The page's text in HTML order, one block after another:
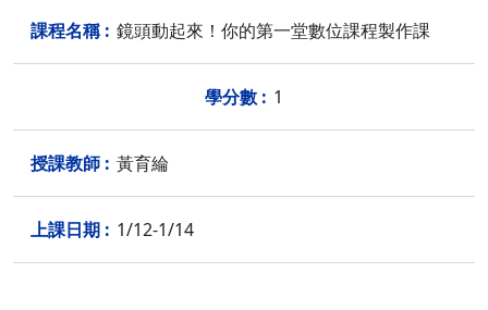
鏡頭動起來！你的第一堂數位課程製作課
1
黃育綸
1/12-1/14